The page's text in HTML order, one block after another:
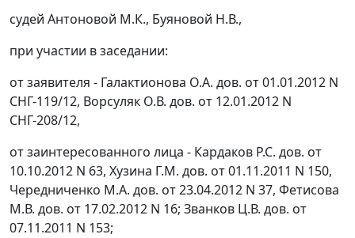
судей Антоновой М.К., Буяновой Н.В.,
при участии в заседании:
от заявителя - Галактионова О.А. дов. от 01.01.2012 N
СНГ-119/12, Ворсуляк О.В. дов. от 12.01.2012 N
СНГ-208/12,
от заинтересованного лица - Кардаков Р.С. дов. от
10.10.2012 N 63, Хузина Г.М. дов. от 01.11.2011 N 150,
Чередниченко М.А. дов. от 23.04.2012 N 37, Фетисова
М.В. дов. от 17.02.2012 N 16; Званков Ц.В. дов. от
07.11.2011 N 153;